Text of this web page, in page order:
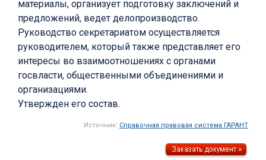
материалы, организует подготовку заключений и
предложений, ведет делопроизводство.
Руководство секретариатом осуществляется
руководителем, который также представляет его
интересы во взаимоотношениях с органами
госвласти, общественными объединениями и
организациями.
Утвержден его состав.
Источник: Справочная правовая система ГАРАНТ